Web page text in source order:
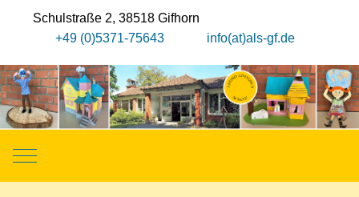
Schulstraße 2, 38518 Gifhorn
+49 (0)5371-75643
info(at)als-gf.de
Mobile Menu Toggle